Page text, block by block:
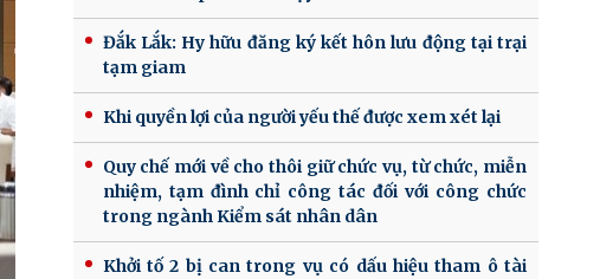
Đắk Lắk: Hy hữu đăng ký kết hôn lưu động tại trại
tạm giam
Khi quyền lợi của người yếu thế được xem xét lại
Quy chế mới về cho thôi giữ chức vụ, từ chức, miễn
nhiệm, tạm đình chỉ công tác đối với công chức
trong ngành Kiểm sát nhân dân
Khởi tố 2 bị can trong vụ có dấu hiệu tham ô tài